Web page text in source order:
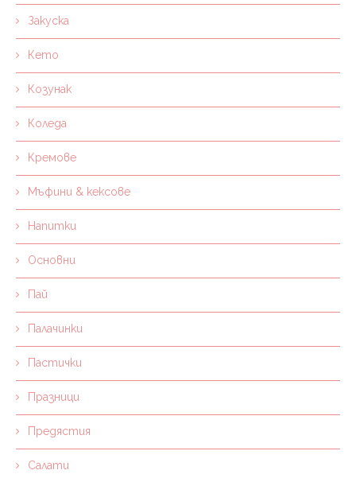
Закуска
Кето
Козунак
Коледа
Кремове
Мъфини & кексове
Напитки
Основни
Пай
Палачинки
Пастички
Празници
Предястия
Салати